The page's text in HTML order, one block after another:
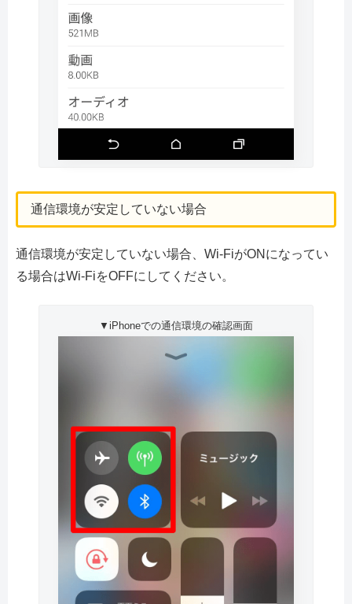
通信環境が安定していない場合
通信環境が安定していない場合、Wi-FiがONになってい
る場合はWi-FiをOFFにしてください。
▼iPhoneでの通信環境の確認画面